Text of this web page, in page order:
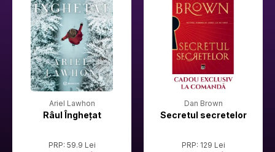
Ariel Lawhon
Râul Înghețat
PRP: 59.9 Lei
Dan Brown
Secretul secretelor
PRP: 129 Lei